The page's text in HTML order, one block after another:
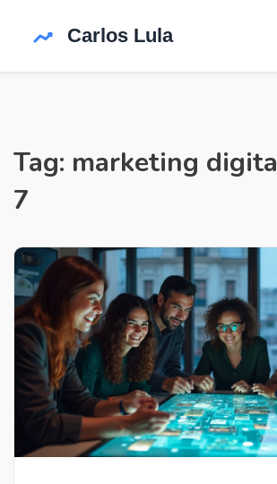
Tag: marketing
7